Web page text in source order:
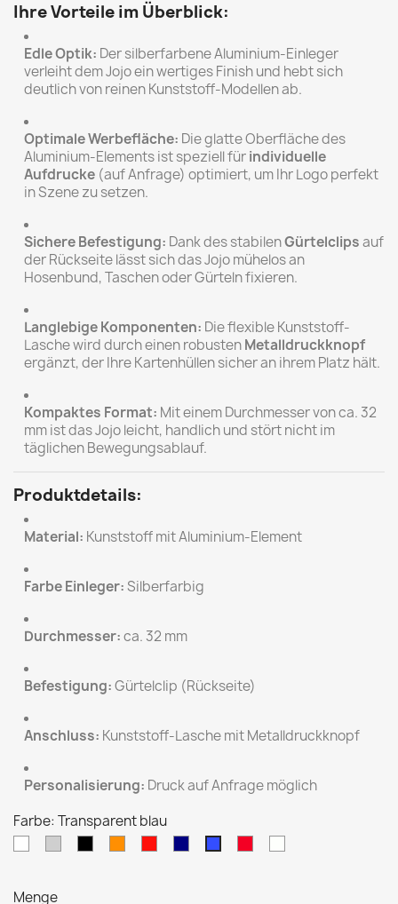
Ihre Vorteile im Überblick:
Edle Optik: Der silberfarbene Aluminium-Einleger
verleiht dem Jojo ein wertiges Finish und hebt sich
deutlich von reinen Kunststoff-Modellen ab.
Optimale Werbefläche: Die glatte Oberfläche des
Aluminium-Elements ist speziell fürindividuelle
Aufdrucke (auf Anfrage) optimiert, um Ihr Logo perfekt
in Szene zu setzen.
Sichere Befestigung: Dank des stabilenGürtelclipsauf
der Rückseite lässt sich das Jojo mühelos an
Hosenbund, Taschen oder Gürteln fixieren.
Langlebige Komponenten: Die flexible Kunststoff-
Lasche wird durch einen robustenMetalldruckknopf
ergänzt, der Ihre Kartenhüllen sicher an ihrem Platz hält.
Kompaktes Format: Mit einem Durchmesser von ca. 32
mm ist das Jojo leicht, handlich und stört nicht im
täglichen Bewegungsablauf.
Produktdetails:
Material: Kunststoff mit Aluminium-Element
Farbe Einleger:Silberfarbig
Durchmesser:ca. 32 mm
Befestigung:Gürtelclip (Rückseite)
Anschluss: Kunststoff-Lasche mit Metalldruckknopf
Personalisierung: Druck auf Anfrage möglich
Farbe: Transparent blau
Menge